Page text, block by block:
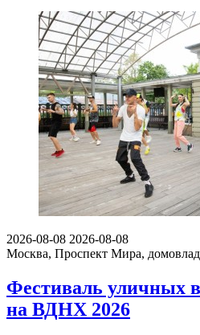
2026-08-08 2026-08-08
Москва, Проспект Мира,
Фестиваль уличных
на ВДНХ 2026